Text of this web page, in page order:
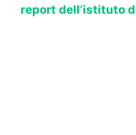
report dell’istituto